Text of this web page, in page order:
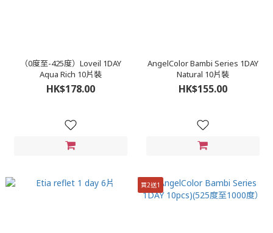
（0度至-425度）Loveil 1DAY
Aqua Rich 10片裝
HK$178.00
AngelColor Bambi Series 1DAY
Natural 10片裝
HK$155.00
買2送1